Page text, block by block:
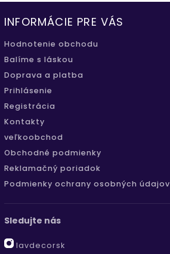
INFORMÁCIE PRE VÁS
Hodnotenie obchodu
Balíme s láskou
Doprava a platba
Prihlásenie
Registrácia
Kontakty
veľkoobchod
Obchodné podmienky
Reklamačný poriadok
Podmienky ochrany osobných údajov
Sledujte nás
lavdecorsk